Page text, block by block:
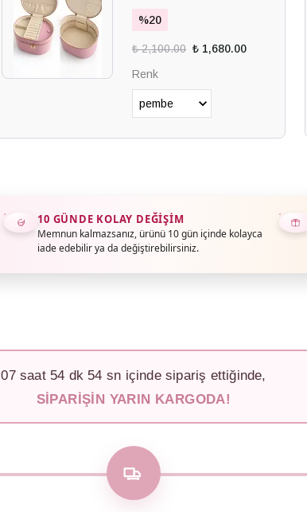
%20
₺ 2,100.00 ₺ 1,680.00
Renk
10 GÜNDE KOLAY DEĞIŞIM
Memnun kalmazsanız, ürünü 10 gün içinde kolayca
iade edebilir ya da değiştirebilirsiniz.
07saat 54 dk 52 sn içinde sipariş ettiğinde,
SIPARIŞIN YARIN KARGODA!